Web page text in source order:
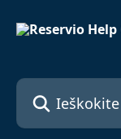
Ieškokite